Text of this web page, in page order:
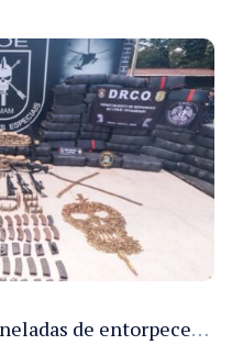
PMAM apreende 16,6 toneladas de entorpecentes e registra aumento nas prisões em flagrante e nas capturas de foragidos no primeiro semestre de 2026